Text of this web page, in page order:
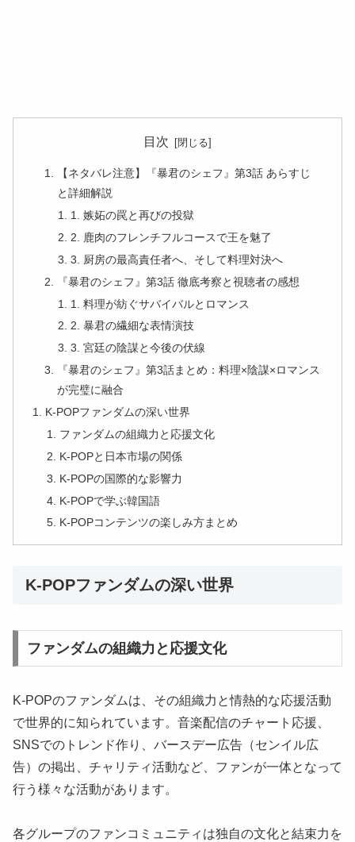
目次
【ネタバレ注意】『暴君のシェフ』第3話 あらすじ
と詳細解説
1. 嫉妬の罠と再びの投獄
2. 鹿肉のフレンチフルコースで王を魅了
3. 厨房の最高責任者へ、そして料理対決へ
『暴君のシェフ』第3話 徹底考察と視聴者の感想
1. 料理が紡ぐサバイバルとロマンス
2. 暴君の繊細な表情演技
3. 宮廷の陰謀と今後の伏線
『暴君のシェフ』第3話まとめ：料理×陰謀×ロマンス
が完璧に融合
K-POPファンダムの深い世界
ファンダムの組織力と応援文化
K-POPと日本市場の関係
K-POPの国際的な影響力
K-POPで学ぶ韓国語
K-POPコンテンツの楽しみ方まとめ
K-POPファンダムの深い世界
ファンダムの組織力と応援文化
K-POPのファンダムは、その組織力と情熱的な応援活動
で世界的に知られています。音楽配信のチャート応援、
SNSでのトレンド作り、バースデー広告（センイル広
告）の掲出、チャリティ活動など、ファンが一体となって
行う様々な活動があります。
各グループのファンコミュニティは独自の文化と結束力を